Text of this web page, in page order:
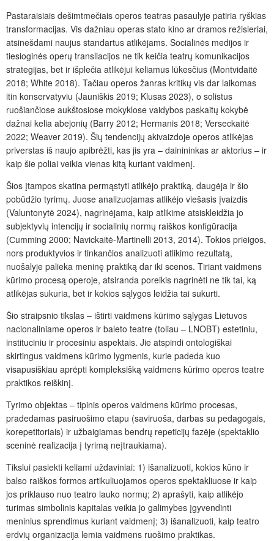
Pastaraisiais dešimtmečiais operos teatras pasaulyje patiria ryškias
transformacijas. Vis dažniau operas stato kino ar dramos režisieriai,
atsinešdami naujus standartus atlikėjams. Socialinės medijos ir
tiesioginės operų transliacijos ne tik keičia teatrų komunikacijos
strategijas, bet ir išplečia atlikėjui keliamus lūkesčius (Montvidaitė
2018; White 2018). Tačiau operos žanras kritikų vis dar laikomas
itin konservatyviu (Jauniškis 2019; Klusas 2023), o solistus
ruošiančiose aukštosiose mokyklose vaidybos paskaitų kokybė
dažnai kelia abejonių (Barry 2012; Hermanis 2018; Verseckaitė
2022; Weaver 2019). Šių tendencijų akivaizdoje operos atlikėjas
priverstas iš naujo apibrėžti, kas jis yra – dainininkas ar aktorius – ir
kaip šie poliai veikia vienas kitą kuriant vaidmenį.
Šios įtampos skatina permąstyti atlikėjo praktiką, daugėja ir šio
pobūdžio tyrimų. Juose analizuojamas atlikėjo viešasis įvaizdis
(Valuntonytė 2024), nagrinėjama, kaip atlikime atsiskleidžia jo
subjektyvių intencijų ir socialinių normų raiškos konfigūracija
(Сumming 2000; Navickaitė-Martinelli 2013, 2014). Tokios prieigos,
nors produktyvios ir tinkančios analizuoti atlikimo rezultatą,
nuošalyje palieka meninę praktiką dar iki scenos. Tiriant vaidmens
kūrimo procesą operoje, atsiranda poreikis nagrinėti ne tik tai, ką
atlikėjas sukuria, bet ir kokios sąlygos leidžia tai sukurti.
Šio straipsnio tikslas – ištirti vaidmens kūrimo sąlygas Lietuvos
nacionaliniame operos ir baleto teatre (toliau – LNOBT) estetiniu,
instituciniu ir procesiniu aspektais. Jie atspindi ontologiškai
skirtingus vaidmens kūrimo lygmenis, kurie padeda kuo
visapusiškiau aprėpti kompleksišką vaidmens kūrimo operos teatre
praktikos reiškinį.
Tyrimo objektas – tipinis operos vaidmens kūrimo procesas,
pradedamas pasiruošimo etapu (saviruoša, darbas su pedagogais,
korepetitoriais) ir užbaigiamas bendrų repeticijų fazėje (spektaklio
sceninė realizacija į tyrimą neįtraukiama).
Tikslui pasiekti keliami uždaviniai: 1) išanalizuoti, kokios kūno ir
balso raiškos formos artikuliuojamos operos spektakliuose ir kaip
jos priklauso nuo teatro lauko normų; 2) aprašyti, kaip atlikėjo
turimas simbolinis kapitalas veikia jo galimybes įgyvendinti
meninius sprendimus kuriant vaidmenį; 3) išanalizuoti, kaip teatro
erdvių organizacija lemia vaidmens ruošimo praktikas.